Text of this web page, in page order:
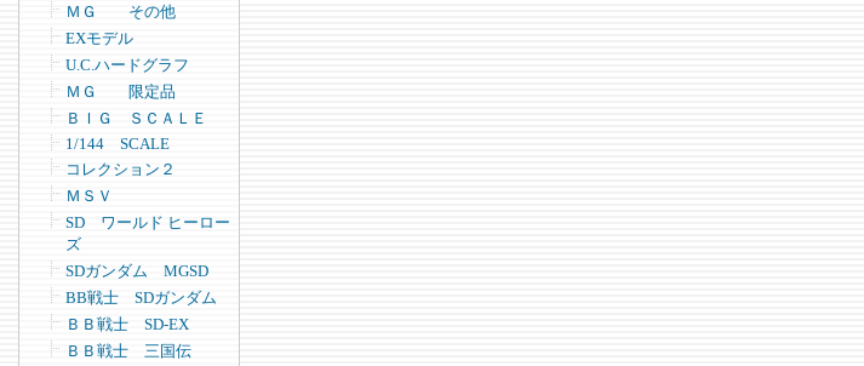
ＭＧ その他
EXモデル
U.C.ハードグラフ
ＭＧ 限定品
ＢＩＧ ＳＣＡＬＥ
1/144 SCALE
コレクション２
ＭＳＶ
SD ワールド ヒーロー
ズ
SDガンダム MGSD
BB戦士 SDガンダム
ＢＢ戦士 SD-EX
ＢＢ戦士 三国伝